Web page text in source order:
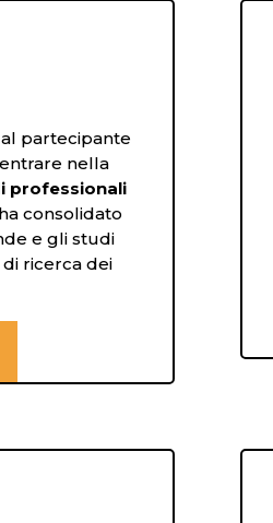
partecipante
nella
professionali
consolidato
e gli studi
ricerca dei